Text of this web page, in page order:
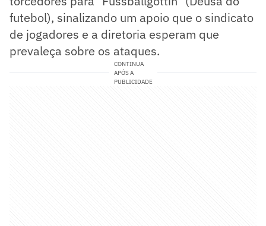
futebol), sinalizando um apoio que o sindicato
de jogadores e a diretoria esperam que
prevaleça sobre os ataques.
CONTINUA
APÓS A
PUBLICIDADE